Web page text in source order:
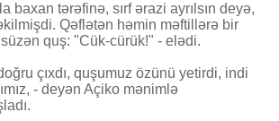
baxan tərəfinə, sırf ərazi ayrılsın deyə,
Qəflətən həmin məftillərə bir
quş: "Cük-cürük!" - elədi.
çıxdı, quşumuz özünü yetirdi, indi
- deyən Açiko mənimlə